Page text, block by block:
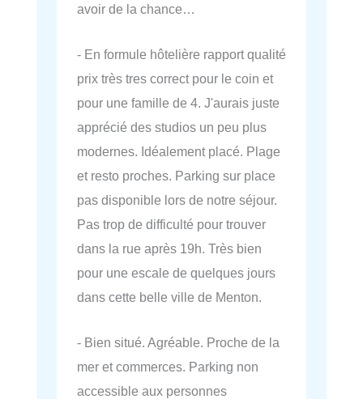
avoir de la chance…
- En formule hôtelière rapport qualité
prix très tres correct pour le coin et
pour une famille de 4. J'aurais juste
apprécié des studios un peu plus
modernes. Idéalement placé. Plage
et resto proches. Parking sur place
pas disponible lors de notre séjour.
Pas trop de difficulté pour trouver
dans la rue après 19h. Très bien
pour une escale de quelques jours
dans cette belle ville de Menton.
- Bien situé. Agréable. Proche de la
mer et commerces. Parking non
accessible aux personnes